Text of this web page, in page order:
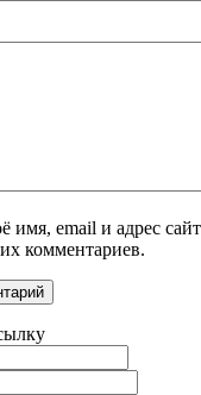
имя, email и адрес
комментариев.